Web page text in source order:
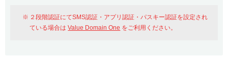
おすすめ One レンタルサーバーを含む最新の機能を使う方
２段階認証にてSMS認証・アプリ認証・パスキー認証を設定され
ている場合はValue Domain One をご利用ください。